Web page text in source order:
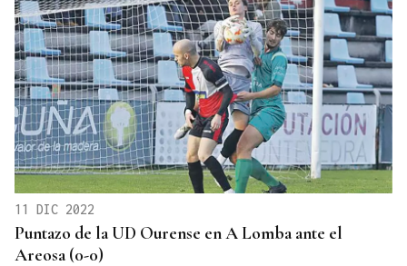
11 DIC 2022
Puntazo de la UD Ourense en A Lomba ante el
Areosa (0-0)